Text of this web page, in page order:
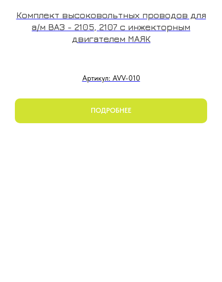
Комплект высоковольтных проводов для
а/м ВАЗ - 2105, 2107 с инжекторным
двигателем МАЯК
Артикул: AVV-010
ПОДРОБНЕЕ